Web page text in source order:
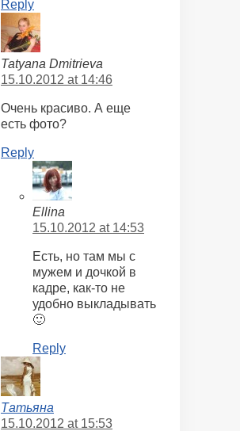
Reply
Tatyana Dmitrieva
15.10.2012 at 14:46
Очень красиво. А еще
есть фото?
Reply
Ellina
15.10.2012 at 14:53
Есть, но там мы с
мужем и дочкой в
кадре, как-то не
удобно выкладывать
🙂
Reply
Татьяна
15.10.2012 at 15:53